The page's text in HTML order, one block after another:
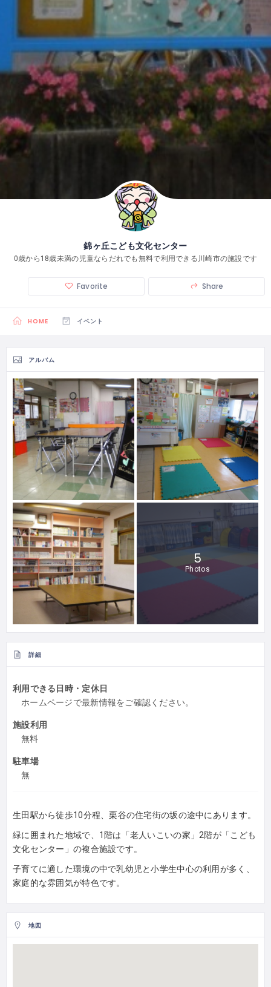
錦ヶ丘こども文化センター
0歳から18歳未満の児童ならだれでも無料で利用できる川崎市の施設です
Favorite Share
HOME イベント
アルバム
5
Photos
詳細
利用できる日時・定休日
ホームページで最新情報をご確認ください。
施設利用
無料
駐車場
無
生田駅から徒歩10分程、栗谷の住宅街の坂の途中にあります。
緑に囲まれた地域で、1階は「老人いこいの家」2階が「こども
文化センター」の複合施設です。
子育てに適した環境の中で乳幼児と小学生中心の利用が多く、
家庭的な雰囲気が特色です。
地図